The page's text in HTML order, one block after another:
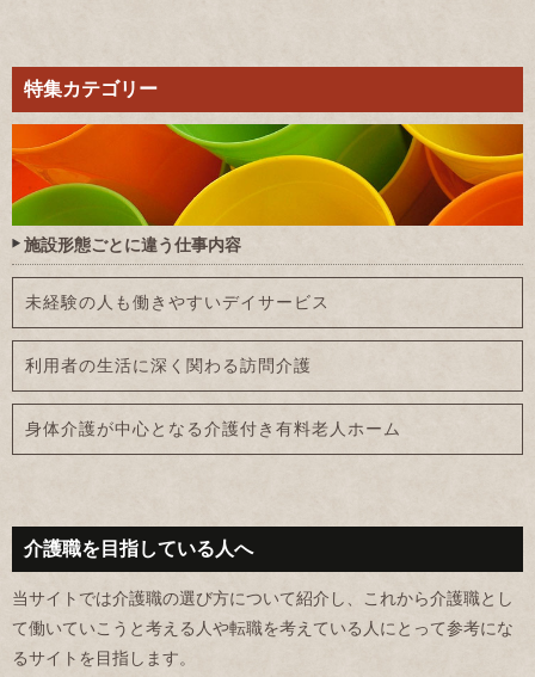
特集カテゴリー
施設形態ごとに違う仕事内容
未経験の人も働きやすいデイサービス
利用者の生活に深く関わる訪問介護
身体介護が中心となる介護付き有料老人ホーム
介護職を目指している人へ
当サイトでは介護職の選び方について紹介し、これから介護職とし
て働いていこうと考える人や転職を考えている人にとって参考にな
るサイトを目指します。